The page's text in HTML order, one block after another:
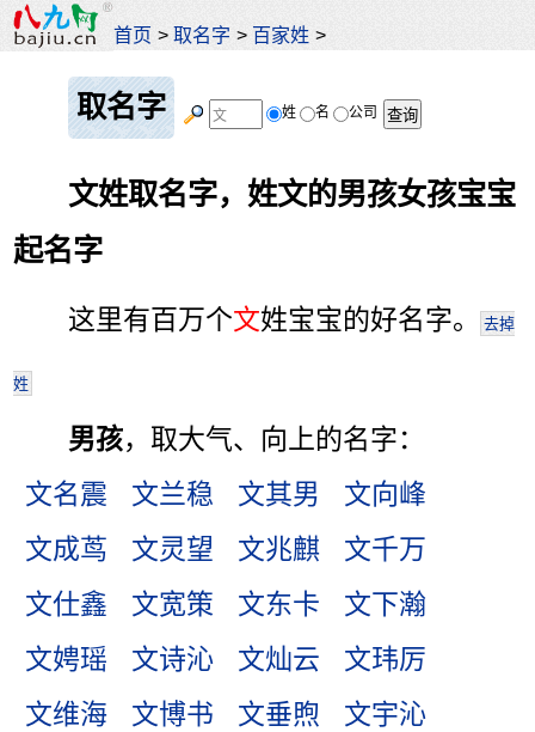
首页 >取名字 > 百家姓 >
取名字 姓 名 公司
文姓取名字，姓文的男孩女孩宝宝
起名字
这里有百万个文姓宝宝的好名字。 去掉
姓
男孩，取大气、向上的名字：
文名震
文兰稳 文其男
文向峰
文成茑
文灵望 文兆麒
文千万
文仕鑫
文宽策 文东卡
文下瀚
文娉瑶
文诗沁 文灿云
文玮厉
文维海
文博书 文垂煦
文宇沁